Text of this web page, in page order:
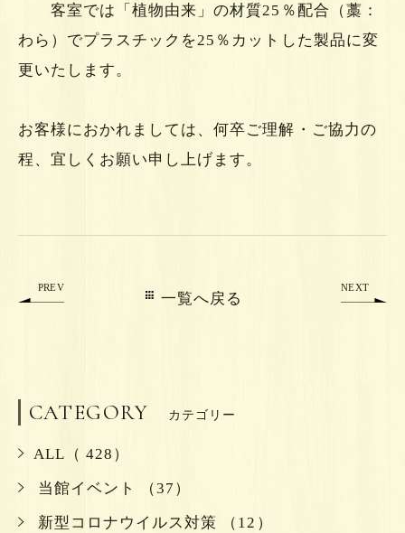
客室では「植物由来」の材質25％配合（藁：
わら）でプラスチックを25％カットした製品に変
更いたします。
お客様におかれましては、何卒ご理解・ご協力の
程、宜しくお願い申し上げます。
PREV
一覧へ戻る
NEXT
CATEGORY カテゴリー
ALL（ 428）
当館イベント （37）
新型コロナウイルス対策 （12）